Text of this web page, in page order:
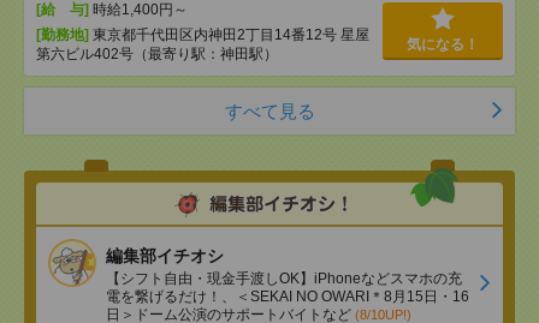
[給 与] 時給1,400円～
[勤務地] 東京都千代田区内神田2丁目14番12号 星屋
第六ビル402号（最寄り駅：神田駅）
気になる！
すべて見る
編集部イチオシ
【シフト自由・現金手渡しOK】iPhoneなどスマホの充
電を繋げるだけ！、＜SEKAI NO OWARI＊8月15日・16
日＞ドーム公演のサポートバイトなど (8/10UP!)